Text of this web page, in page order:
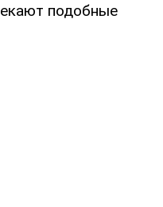
подобные